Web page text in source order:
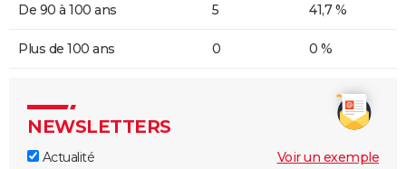
De 90 à 100 ans 5 41,7 %
Plus de 100 ans 0 0 %
NEWSLETTERS
Actualité
Voir un exemple